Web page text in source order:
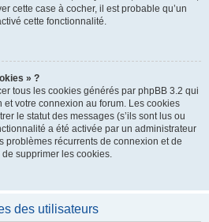
cette case à cocher, il est probable qu’un
cette fonctionnalité.
» ?
tous les cookies générés par phpBB 3.2 qui
votre connexion au forum. Les cookies
le statut des messages (s’ils sont lus ou
a été activée par un administrateur
problèmes récurrents de connexion et de
supprimer les cookies.
des utilisateurs